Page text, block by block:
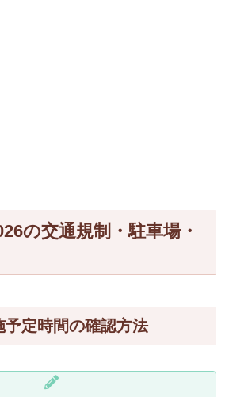
の交通規制・駐車場・
予定時間の確認方法